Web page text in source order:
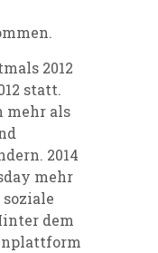
2012
statt.
mehr als
2014
mehr
dem